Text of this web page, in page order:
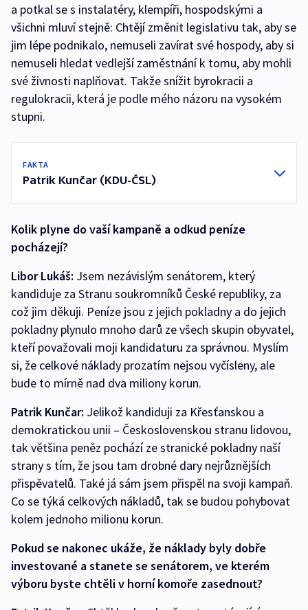
a potkal se s instalatéry, klempíři, hospodskými a
všichni mluví stejně: Chtějí změnit legislativu tak, aby se
jim lépe podnikalo, nemuseli zavírat své hospody, aby si
nemuseli hledat vedlejší zaměstnání k tomu, aby mohli
své živnosti naplňovat. Takže snížit byrokracii a
regulokracii, která je podle mého názoru na vysokém
stupni.
FAKTA
Patrik Kunčar (KDU-ČSL)
Kolik plyne do vaší kampaně a odkud peníze
pocházejí?
Libor Lukáš: Jsem nezávislým senátorem, který
kandiduje za Stranu soukromníků České republiky, za
což jim děkuji. Peníze jsou z jejich pokladny a do jejich
pokladny plynulo mnoho darů ze všech skupin obyvatel,
kteří považovali moji kandidaturu za správnou. Myslím
si, že celkové náklady prozatím nejsou vyčísleny, ale
bude to mírně nad dva miliony korun.
Patrik Kunčar: Jelikož kandiduji za Křesťanskou a
demokratickou unii – Československou stranu lidovou,
tak většina peněz pochází ze stranické pokladny naší
strany s tím, že jsou tam drobné dary nejrůznějších
přispěvatelů. Také já sám jsem přispěl na svoji kampaň.
Co se týká celkových nákladů, tak se budou pohybovat
kolem jednoho milionu korun.
Pokud se nakonec ukáže, že náklady byly dobře
investované a stanete se senátorem, ve kterém
výboru byste chtěli v horní komoře zasednout?